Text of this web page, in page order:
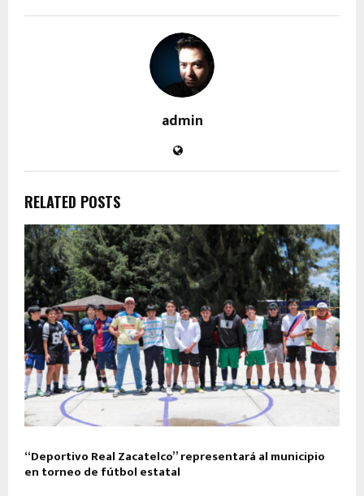
admin
RELATED POSTS
“Deportivo Real Zacatelco” representará al municipio
en torneo de fútbol estatal